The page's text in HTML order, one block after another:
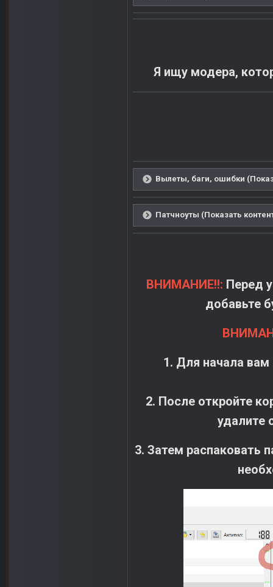
Я ищу модера,
Вылеты, баги, ошибки
Патчноуты (Показать
ВНИМАНИЕ!!: Перед
добавьте
1. Для начала вам
2. После откройте
удалите
3. Затем распаковать